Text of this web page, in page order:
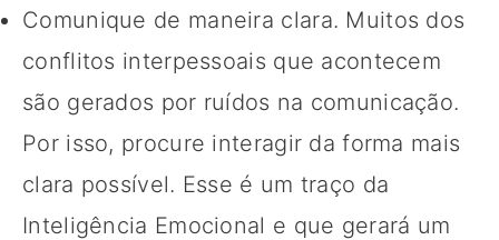
Comunique de maneira clara. Muitos dos
conflitos interpessoais que acontecem
são gerados por ruídos na comunicação.
Por isso, procure interagir da forma mais
clara possível. Esse é um traço da
Inteligência Emocional e que gerará um